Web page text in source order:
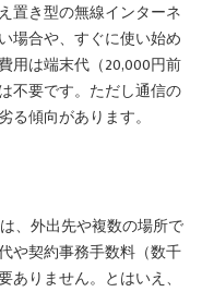
置き型の無線インターネ
場合や、すぐに使い始め
用は端末代（20,000円前
不要です。ただし通信の
傾向があります。
、外出先や複数の場所で
や契約事務手数料（数千
りません。とはいえ、